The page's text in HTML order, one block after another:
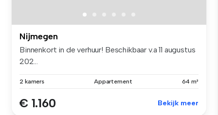
Nijmegen
Binnenkort in de verhuur! Beschikbaar v.a 11 augustus
202...
2 kamers Appartement 64 m²
€ 1.160 Bekijk meer